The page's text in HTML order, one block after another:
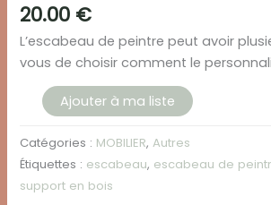
20.00 €
L’escabeau de peintre peut avoir
vous de choisir comment le
quantité
Escabeau
de
peintre
Ajouter à ma liste
Catégories : MOBILIER,Autres
Étiquettes : escabeau, escabeau de
support en bois